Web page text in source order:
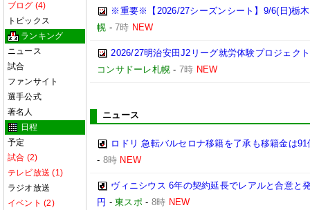
ブログ (4)
トピックス
ランキング
ニュース
試合
ファンサイト
選手公式
著名人
日程
予定
試合 (2)
テレビ放送 (1)
ラジオ放送
イベント (2)
※重要※【2026/27シーズンシート】9/6(日)栃
幌 -7時 NEW
2026/27明治安田J2リーグ就労体験プロジェク
コンサドーレ札幌 - 7時 NEW
ニュース
ロドリ 急転バルセロナ移籍を了承も移籍金は
- 8時 NEW
ヴィニシウス 6年の契約延長でレアルと合意
円 -東スポ- 8時 NEW